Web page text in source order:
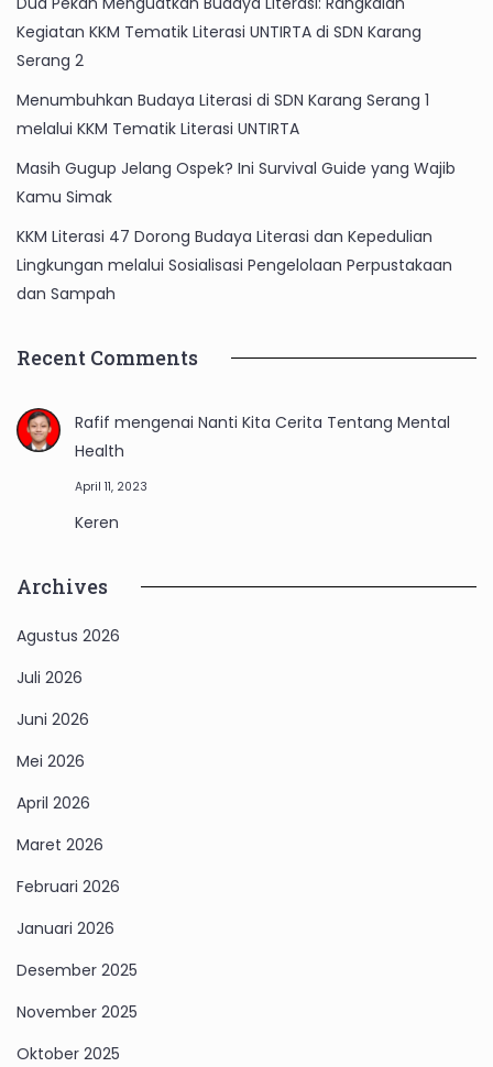
Kegiatan KKM Tematik Literasi UNTIRTA di SDN Karang
Serang 2
Menumbuhkan Budaya Literasi di SDN Karang Serang 1
melalui KKM Tematik Literasi UNTIRTA
Masih Gugup Jelang Ospek? Ini Survival Guide yang Wajib
Kamu Simak
KKM Literasi 47 Dorong Budaya Literasi dan Kepedulian
Lingkungan melalui Sosialisasi Pengelolaan Perpustakaan
dan Sampah
Recent Comments
Rafif mengenai Nanti Kita Cerita Tentang Mental
Health
April 11, 2023
Keren
Archives
Agustus 2026
Juli 2026
Juni 2026
Mei 2026
April 2026
Maret 2026
Februari 2026
Januari 2026
Desember 2025
November 2025
Oktober 2025